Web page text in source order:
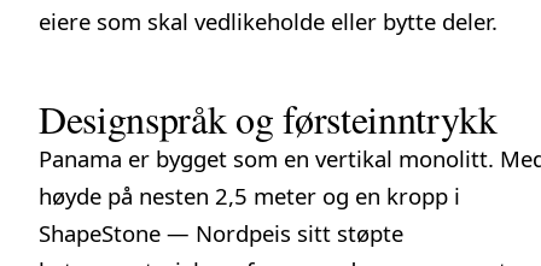
eiere som skal vedlikeholde eller bytte deler.
Designspråk og førsteinntrykk
Panama er bygget som en vertikal monolitt.
høyde på nesten 2,5 meter og en kropp i
ShapeStone — Nordpeis sitt støpte